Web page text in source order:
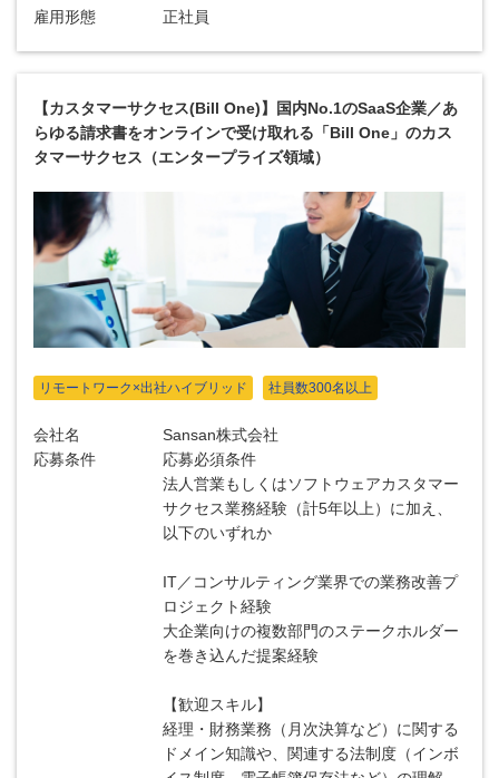
雇用形態
正社員
【カスタマーサクセス(Bill One)】国内No.1のSaaS企業／あ
らゆる請求書をオンラインで受け取れる「Bill One」のカス
タマーサクセス（エンタープライズ領域）
リモートワーク×出社ハイブリッド 社員数300名以上
会社名
Sansan株式会社
応募条件
応募必須条件
法人営業もしくはソフトウェアカスタマー
サクセス業務経験（計5年以上）に加え、
以下のいずれか
IT／コンサルティング業界での業務改善プ
ロジェクト経験
大企業向けの複数部門のステークホルダー
を巻き込んだ提案経験
【歓迎スキル】
経理・財務業務（月次決算など）に関する
ドメイン知識や、関連する法制度（インボ